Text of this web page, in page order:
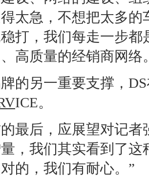
太急，不想把太多的
打，我们每走一步
高质量的经销商网络
另一重要支撑，DS
ICE。
后，应展望对记者
，我们其实看到了
的，我们有耐心。”